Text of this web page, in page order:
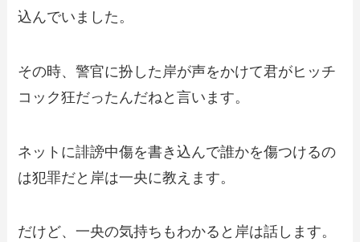
込んでいました。
その時、警官に扮した岸が声をかけて君がヒッチ
コック狂だったんだねと言います。
ネットに誹謗中傷を書き込んで誰かを傷つけるの
は犯罪だと岸は一央に教えます。
だけど、一央の気持ちもわかると岸は話します。